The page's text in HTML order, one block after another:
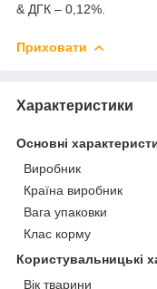
& ДГК – 0,12%.
Приховати
Характеристики
Основні
Виробник
Країна виробник
Вага упаковки
Клас корму
Користувальницькі
Вік тварини